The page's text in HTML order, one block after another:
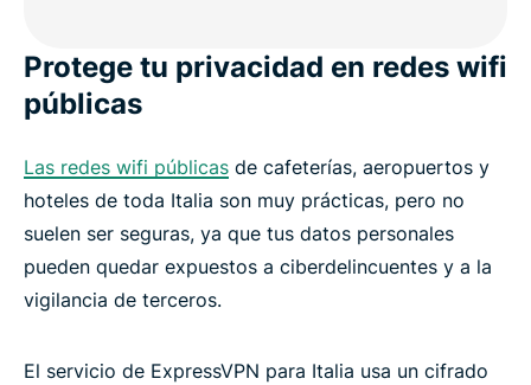
Protege tu privacidad en redes wifi
públicas
Las redes wifi públicas de cafeterías, aeropuertos y
hoteles de toda Italia son muy prácticas, pero no
suelen ser seguras, ya que tus datos personales
pueden quedar expuestos a ciberdelincuentes y a la
vigilancia de terceros.
El servicio de ExpressVPN para Italia usa un cifrado